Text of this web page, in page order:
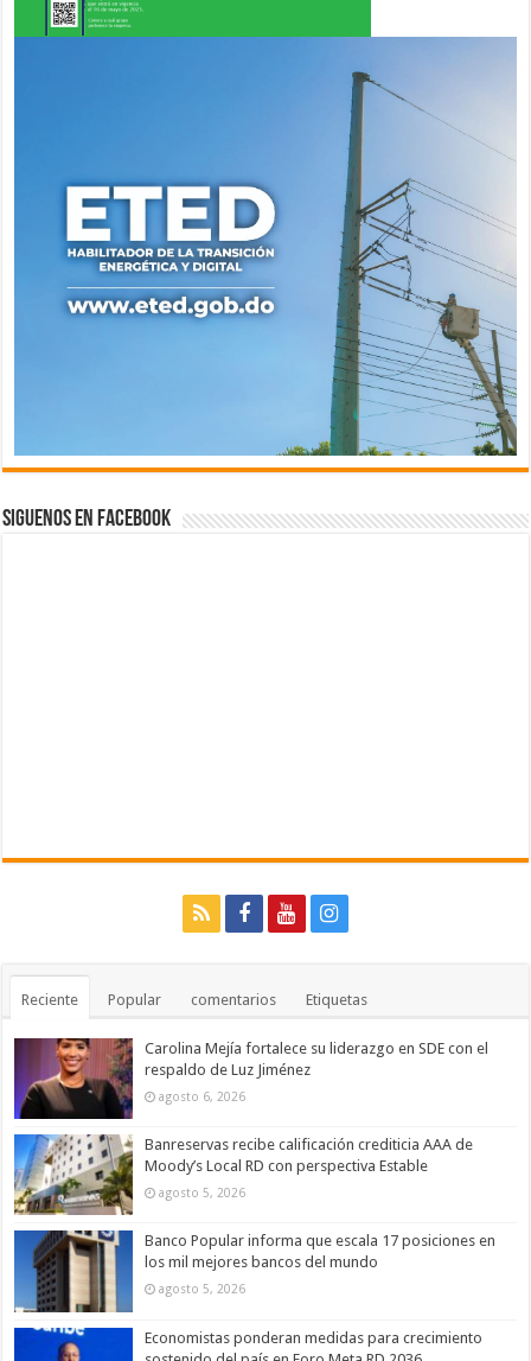
Siguenos en Facebook
Reciente Popular comentarios Etiquetas
Carolina Mejía fortalece su liderazgo en SDE con el
respaldo de Luz Jiménez
agosto 6, 2026
Banreservas recibe calificación crediticia AAA de
Moody’s Local RD con perspectiva Estable
agosto 5, 2026
Banco Popular informa que escala 17 posiciones en
los mil mejores bancos del mundo
agosto 5, 2026
Economistas ponderan medidas para crecimiento